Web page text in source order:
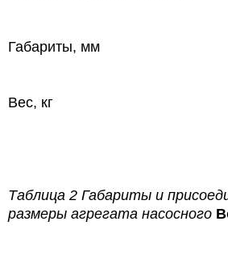
Габариты, мм
Вес, кг
Таблица 2 Габариты и
размеры агрегата насосного